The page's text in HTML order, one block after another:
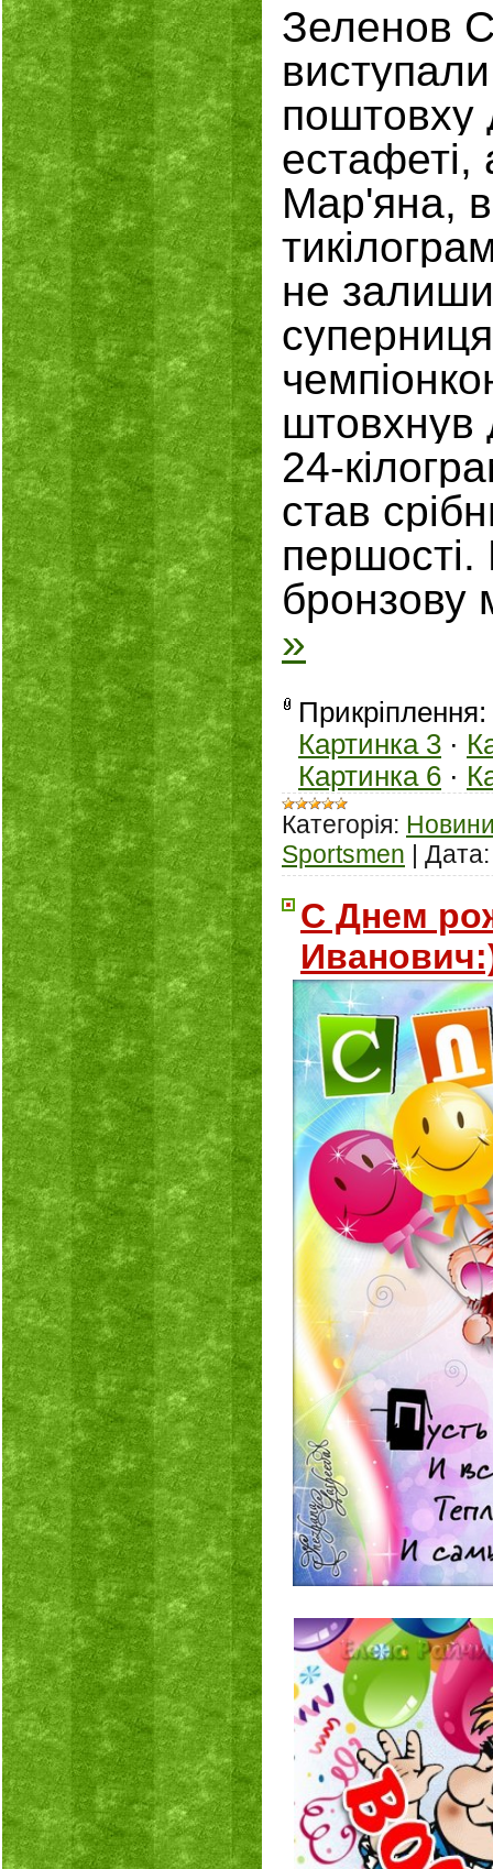
Зеленов
поштовху
естафеті,
Мар'яна,
не
штовхнув
24-
став
першості.
»
Прикріплення:
Картинка 3 ·
Картинка 6 ·
Категорія:
Sportsmen
Дата:
С Днем